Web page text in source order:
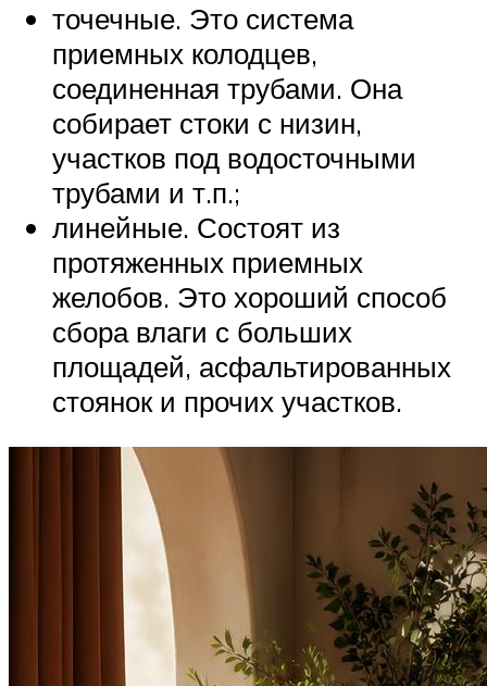
точечные. Это система
приемных колодцев,
соединенная трубами. Она
собирает стоки с низин,
участков под водосточными
трубами и т.п.;
линейные. Состоят из
протяженных приемных
желобов. Это хороший способ
сбора влаги с больших
площадей, асфальтированных
стоянок и прочих участков.